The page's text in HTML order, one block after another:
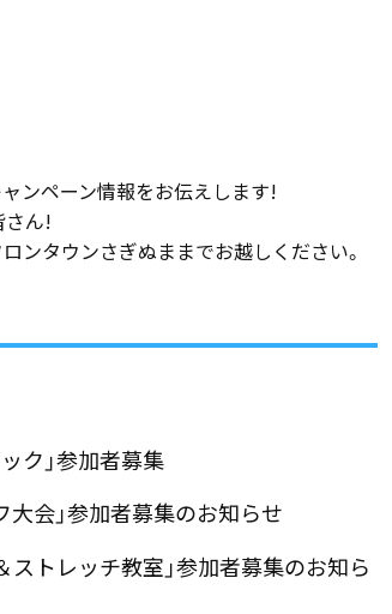
ャンペーン情報をお伝えします!
さん!
タウンさぎぬままでお越しください。
ク」参加者募集
大会」参加者募集のお知らせ
トレッチ教室」参加者募集のお知ら